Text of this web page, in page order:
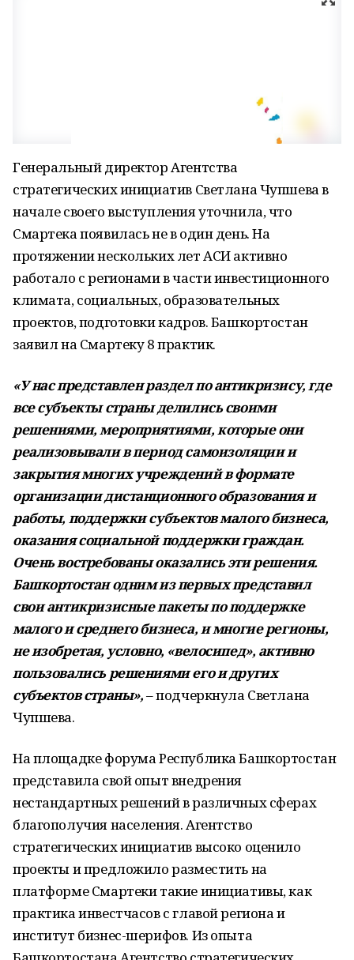
Генеральный директор Агентства
стратегических инициатив Светлана Чупшева в
начале своего выступления уточнила, что
Смартека появилась не в один день. На
протяжении нескольких лет АСИ активно
работало с регионами в части инвестиционного
климата, социальных, образовательных
проектов, подготовки кадров. Башкортостан
заявил на Смартеку 8 практик.
«У нас представлен раздел по антикризису, где
все субъекты страны делились своими
решениями, мероприятиями, которые они
реализовывали в период самоизоляции и
закрытия многих учреждений в формате
организации дистанционного образования и
работы, поддержки субъектов малого бизнеса,
оказания социальной поддержки граждан.
Очень востребованы оказались эти решения.
Башкортостан одним из первых представил
свои антикризисные пакеты по поддержке
малого и среднего бизнеса, и многие регионы,
не изобретая, условно, «велосипед», активно
пользовались решениями его и других
субъектов страны»,– подчеркнула Светлана
Чупшева.
На площадке форума Республика Башкортостан
представила свой опыт внедрения
нестандартных решений в различных сферах
благополучия населения. Агентство
стратегических инициатив высоко оценило
проекты и предложило разместить на
платформе Смартеки такие инициативы, как
практика инвестчасов с главой региона и
институт бизнес-шерифов. Из опыта